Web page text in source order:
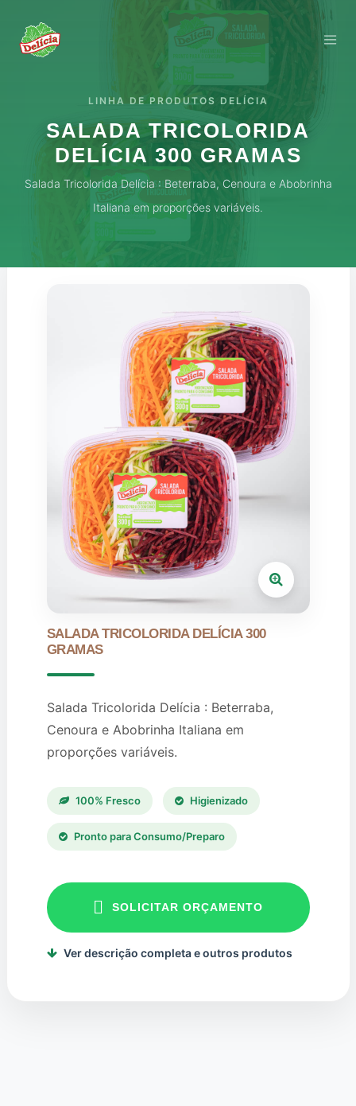
LINHA DE PRODUTOS DELÍCIA
SALADA TRICOLORIDA
DELÍCIA 300 GRAMAS
Salada Tricolorida Delícia : Beterraba, Cenoura e Abobrinha
Italiana em proporções variáveis.
SALADA TRICOLORIDA DELÍCIA 300
GRAMAS
Salada Tricolorida Delícia : Beterraba,
Cenoura e Abobrinha Italiana em
proporções variáveis.
100% Fresco Higienizado
Pronto para Consumo/Preparo
SOLICITAR ORÇAMENTO
Ver descrição completa e outros produtos